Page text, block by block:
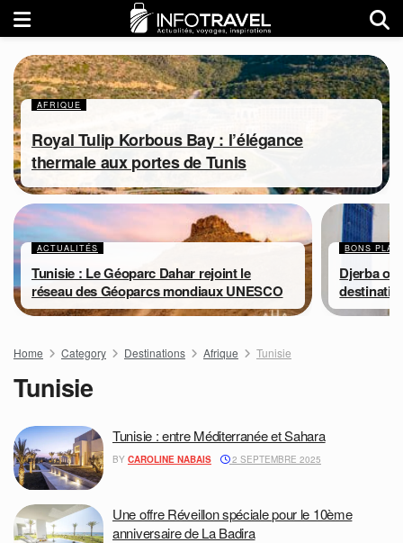
AFRIQUE
Royal Tulip Korbous Bay : l’élégance
thermale aux portes de Tunis
ACTUALITÉS
Tunisie : Le Géoparc Dahar rejoint le
réseau des Géoparcs mondiaux UNESCO
BONS
Djerba ou
Home Category Destinations Afrique Tunisie
Tunisie
Tunisie : entre Méditerranée et Sahara
BY CAROLINE NABAIS 2 SEPTEMBRE 2025
Une offre Réveillon spéciale pour le 10ème
anniversaire de La Badira